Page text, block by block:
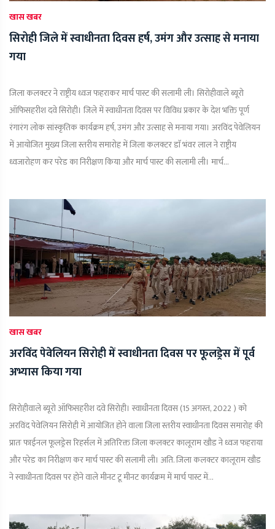
खास खबर
सिरोही जिले में स्वाधीनता दिवस हर्ष, उमंग और उत्साह से मनाया
गया
जिला कलक्टर ने राष्ट्रीय ध्वज फहराकर मार्च पास्ट की सलामी ली। सिरोहीवाले ब्यूरो
ऑफिसहरीश दवे सिरोही। जिले में स्वाधीनता दिवस पर विविध प्रकार के देश भक्ति पूर्ण
रंगारंग लोक सांस्कृतिक कार्यक्रम हर्ष, उमंग और उत्साह से मनाया गया। अरविंद पेवेलियन
में आयोजित मुख्य जिला स्तरीय समारोह में जिला कलक्टर डाॅ भंवर लाल ने राष्ट्रीय
ध्वजारोहण कर परेड का निरीक्षण किया और मार्च पास्ट की सलामी ली। मार्च...
खास खबर
अरविंद पेवेलियन सिरोही में स्वाधीनता दिवस पर फूलड्रेस में पूर्व
अभ्यास किया गया
सिरोहीवाले ब्यूरो ऑफिसहरीश दवे सिरोही। स्वाधीनता दिवस (15 अगस्त, 2022 ) को
अरविंद पेवेलियन सिरोही में आयोजित होने वाला जिला स्तरीय स्वाधीनता दिवस समारोह की
प्रातः फाईनल फूलड्रेस रिहर्सल में अतिरिक्त जिला कलक्टर कालूराम खौड ने ध्वज फहराया
और परेड का निरीक्षण कर मार्च पास्ट की सलामी ली। अति. जिला कलक्टर कालूराम खौड
ने स्वाधीनता दिवस पर होने वाले मीनट टू मीनट कार्यक्रम में मार्च पास्ट में...